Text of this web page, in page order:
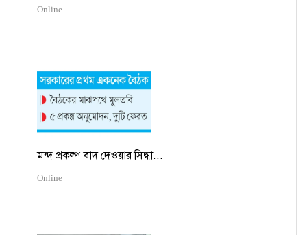
Online
মন্দ প্রকল্প বাদ দেওয়ার সিদ্ধা...
Online